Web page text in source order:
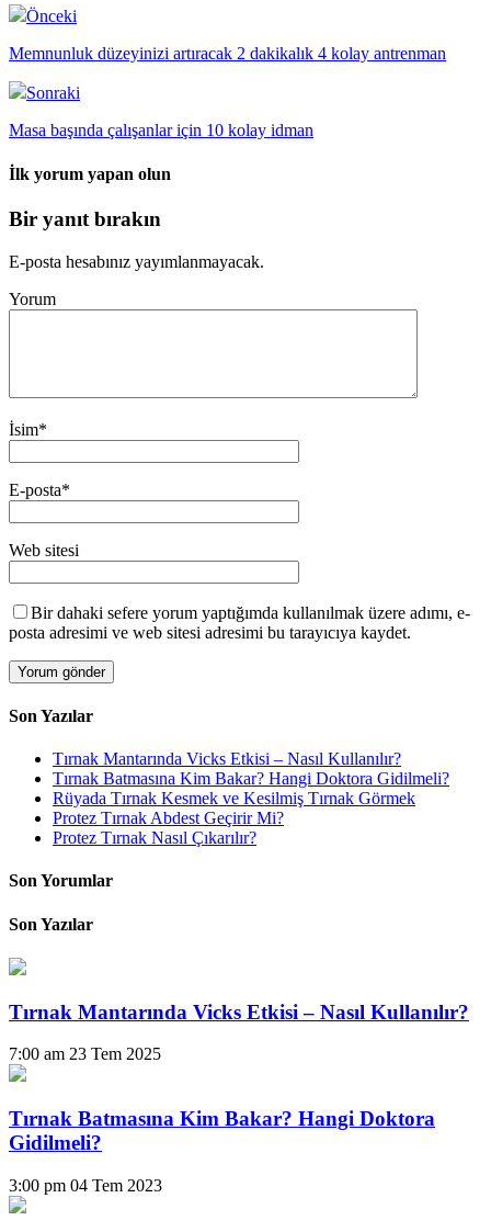
Önceki
Memnunluk düzeyinizi artıracak 2 dakikalık 4 kolay antrenman
Sonraki
Masa başında çalışanlar için 10 kolay idman
İlk yorum yapan olun
Bir yanıt bırakın
E-posta hesabınız yayımlanmayacak.
Yorum
İsim*
E-posta*
Web sitesi
Bir dahaki sefere yorum yaptığımda kullanılmak üzere adımı, e-
posta adresimi ve web sitesi adresimi bu tarayıcıya kaydet.
Son Yazılar
Tırnak Mantarında Vicks Etkisi – Nasıl Kullanılır?
Tırnak Batmasına Kim Bakar? Hangi Doktora Gidilmeli?
Rüyada Tırnak Kesmek ve Kesilmiş Tırnak Görmek
Protez Tırnak Abdest Geçirir Mi?
Protez Tırnak Nasıl Çıkarılır?
Son Yorumlar
Son Yazılar
Tırnak Mantarında Vicks Etkisi – Nasıl Kullanılır?
7:00 am 23 Tem 2025
Tırnak Batmasına Kim Bakar? Hangi Doktora
Gidilmeli?
3:00 pm 04 Tem 2023